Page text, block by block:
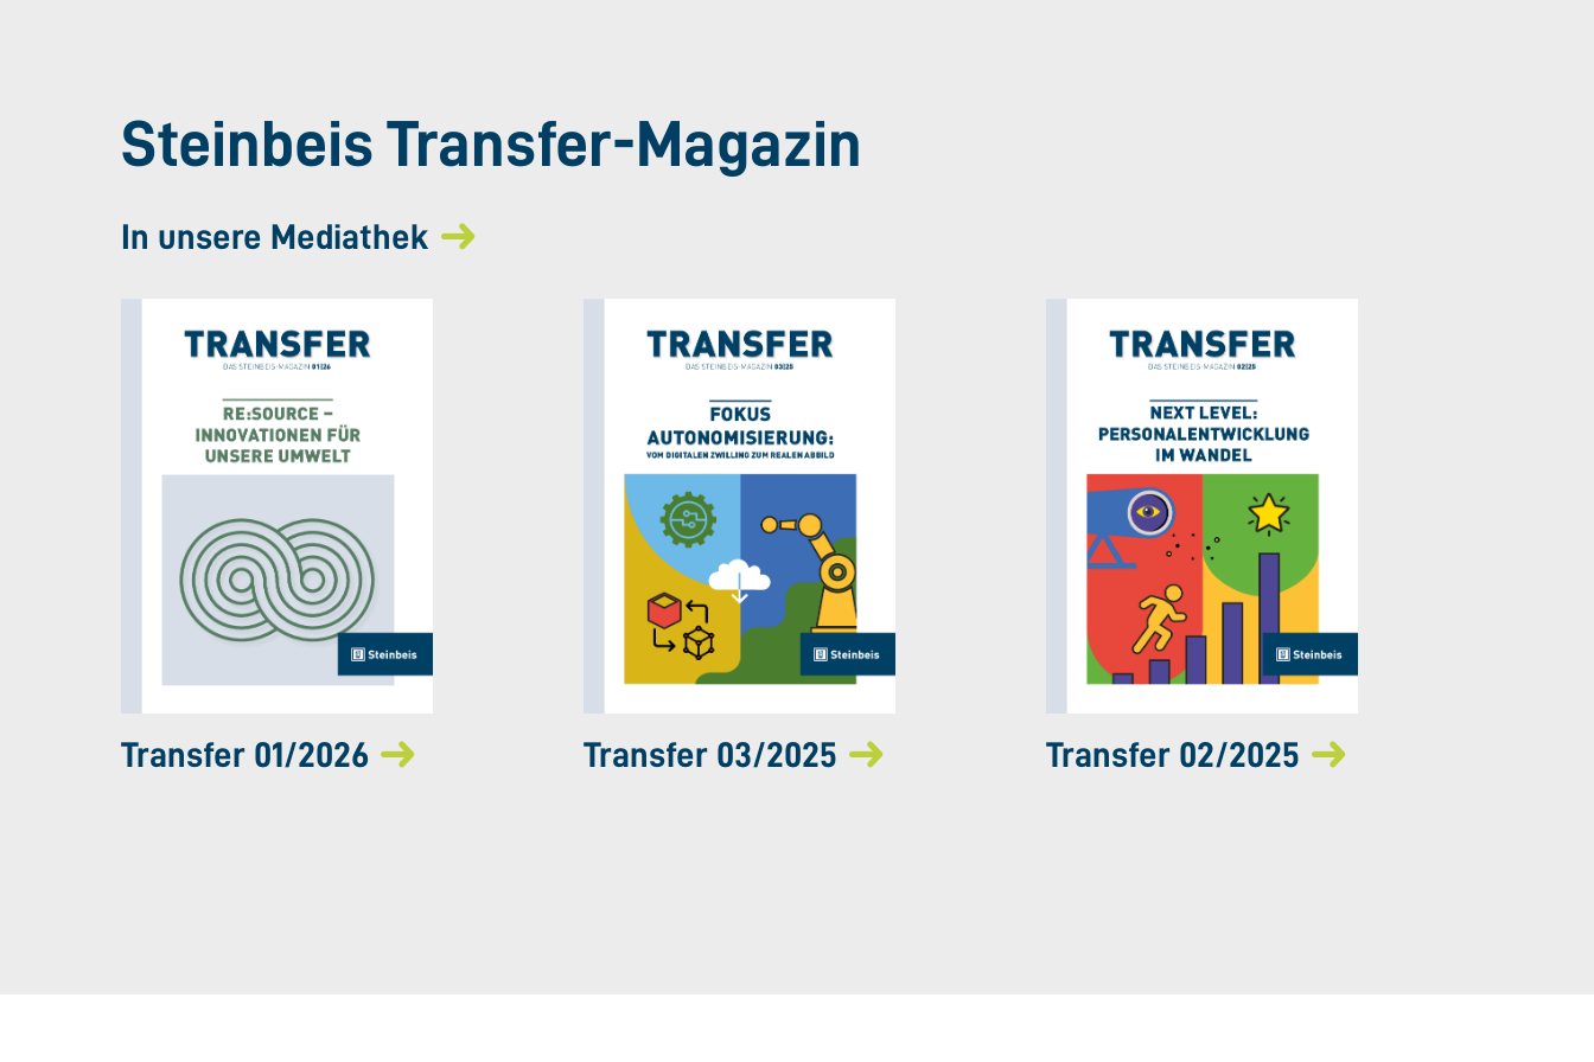
Steinbeis Transfer-Magazin
In unsere Mediathek
Transfer 01/2026 Transfer 03/2025 Transfer 02/2025